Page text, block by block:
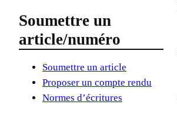
Soumettre un
article/numéro
Soumettre un article
Proposer un compte rendu
Normes d’écritures